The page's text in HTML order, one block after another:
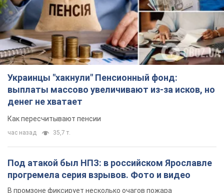
Украинцы "хакнули" Пенсионный фонд:
выплаты массово увеличивают из-за исков, но
денег не хватает
Как пересчитывают пенсии
час назад 35,7 т.
Под атакой был НПЗ: в российском Ярославле
прогремела серия взрывов. Фото и видео
В промзоне фиксирует несколько очагов пожара